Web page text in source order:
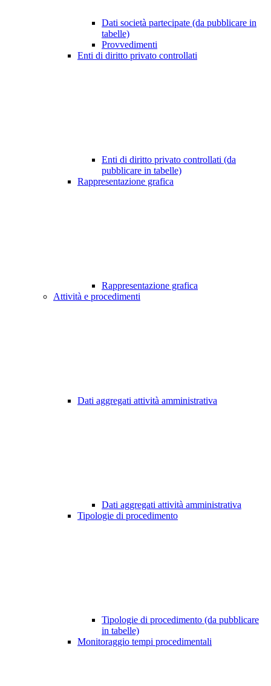
Dati società partecipate (da pubblicare in
tabelle)
Provvedimenti
Enti di diritto privato controllati
Enti di diritto privato controllati (da
pubblicare in tabelle)
Rappresentazione grafica
Rappresentazione grafica
Attività e procedimenti
Dati aggregati attività amministrativa
Dati aggregati attività amministrativa
Tipologie di procedimento
Tipologie di procedimento (da pubblicare
in tabelle)
Monitoraggio tempi procedimentali